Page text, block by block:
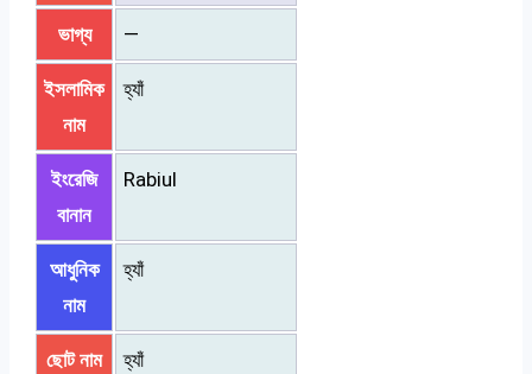
ভাগ্য —
ইসলামিক
নাম
হ্যাঁ
ইংরেজি
বানান
Rabiul
আধুনিক
নাম
হ্যাঁ
ছোট নাম হ্যাঁ